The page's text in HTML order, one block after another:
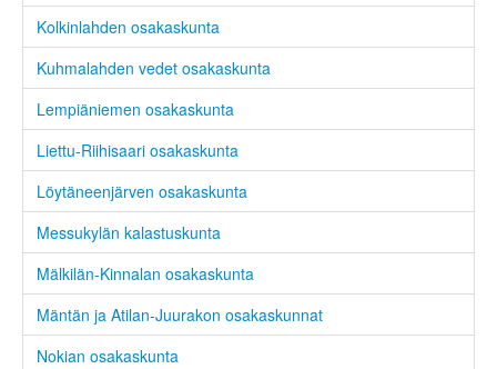
Kolkinlahden osakaskunta
Kuhmalahden vedet osakaskunta
Lempiäniemen osakaskunta
Liettu-Riihisaari osakaskunta
Löytäneenjärven osakaskunta
Messukylän kalastuskunta
Mälkilän-Kinnalan osakaskunta
Mäntän ja Atilan-Juurakon osakaskunnat
Nokian osakaskunta